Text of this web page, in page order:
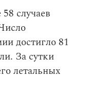
случаев
достигло 81
За сутки
летальных